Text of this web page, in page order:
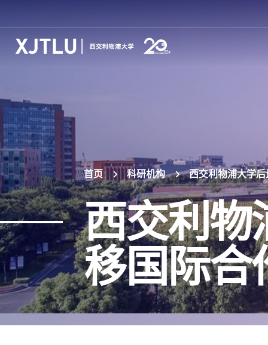
首页 科研机构 西交利物浦大学
西交利物
移国际合